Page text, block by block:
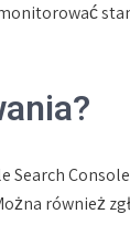
również